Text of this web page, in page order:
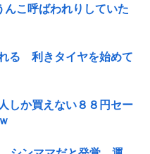
こ呼ばわれりしていた
る 利きタイヤを始めて
しか買えない８８円セー